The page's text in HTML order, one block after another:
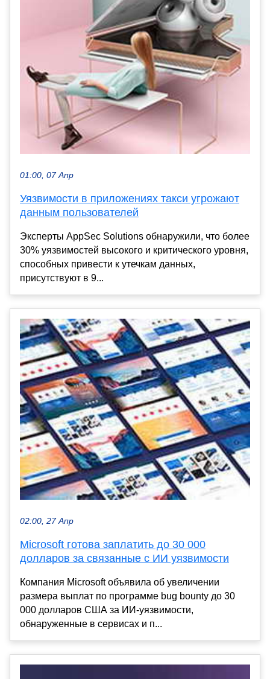
01:00, 07 Апр
Уязвимости в приложениях такси угрожают
данным пользователей
Эксперты AppSec Solutions обнаружили, что более
30% уязвимостей высокого и критического уровня,
способных привести к утечкам данных,
присутствуют в 9...
02:00, 27 Апр
Microsoft готова заплатить до 30 000
долларов за связанные с ИИ уязвимости
Компания Microsoft объявила об увеличении
размера выплат по программе bug bounty до 30
000 долларов США за ИИ-уязвимости,
обнаруженные в сервисах и п...